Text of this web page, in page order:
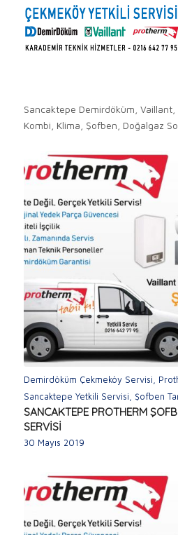
Sancaktepe Demirdöküm,
Kombi, Klima, Şofben, Doğalgaz
Demirdöküm Çekmeköy Servisi
Sancaktepe Yetkili Servisi Şofben
SANCAKTEPE PROTHERM
SERVİSİ
30 Mayıs 2019